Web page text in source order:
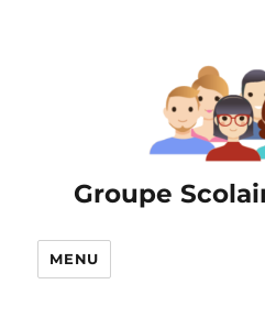
Groupe
MENU